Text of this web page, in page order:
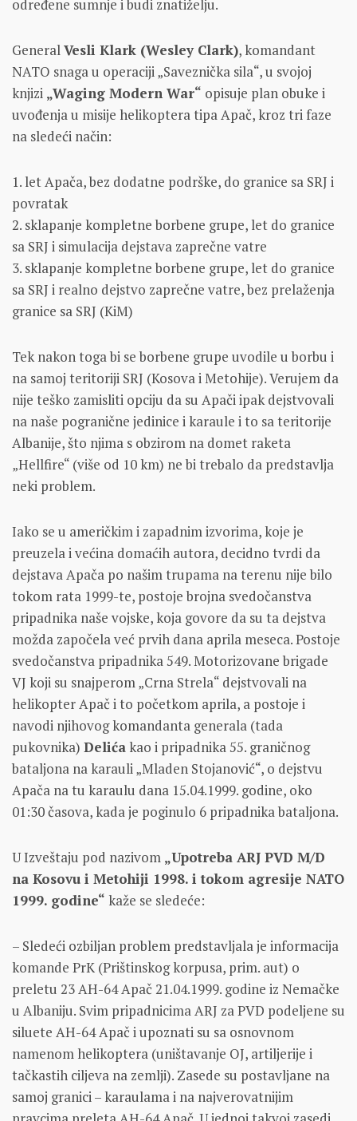
određene sumnje i budi znatiželju.
GeneralVesli Klark (Wesley Clark), komandant
NATO snaga u operaciji „Saveznička sila“, u svojoj
knjizi „Waging Modern War“ opisuje plan obuke i
uvođenja u misije helikoptera tipa Apač, kroz tri faze
na sledeći način:
1. let Apača, bez dodatne podrške, do granice sa SRJ i
povratak
2. sklapanje kompletne borbene grupe, let do granice
sa SRJ i simulacija dejstava zaprečne vatre
3. sklapanje kompletne borbene grupe, let do granice
sa SRJ i realno dejstvo zaprečne vatre, bez prelaženja
granice sa SRJ (KiM)
Tek nakon toga bi se borbene grupe uvodile u borbu i
na samoj teritoriji SRJ (Kosova i Metohije). Verujem da
nije teško zamisliti opciju da su Apači ipak dejstvovali
na naše pogranične jedinice i karaule i to sa teritorije
Albanije, što njima s obzirom na domet raketa
„Hellfire“ (više od 10 km) ne bi trebalo da predstavlja
neki problem.
Iako se u američkim i zapadnim izvorima, koje je
preuzela i većina domaćih autora, decidno tvrdi da
dejstava Apača po našim trupama na terenu nije bilo
tokom rata 1999-te, postoje brojna svedočanstva
pripadnika naše vojske, koja govore da su ta dejstva
možda započela već prvih dana aprila meseca. Postoje
svedočanstva pripadnika 549. Motorizovane brigade
VJ koji su snajperom „Crna Strela“ dejstvovali na
helikopter Apač i to početkom aprila, a postoje i
navodi njihovog komandanta generala (tada
pukovnika) Delićakao i pripadnika 55. graničnog
bataljona na karauli „Mladen Stojanović“, o dejstvu
Apača na tu karaulu dana 15.04.1999. godine, oko
01:30 časova, kada je poginulo 6 pripadnika bataljona.
U Izveštaju pod nazivom „Upotreba ARJ PVD M/D
na Kosovu i Metohiji 1998. i tokom agresije NATO
1999. godine“ kaže se sledeće:
– Sledeći ozbiljan problem predstavljala je informacija
komande PrK (Prištinskog korpusa, prim. aut) o
preletu 23 AH-64 Apač 21.04.1999. godine iz Nemačke
u Albaniju. Svim pripadnicima ARJ za PVD podeljene su
siluete AH-64 Apač i upoznati su sa osnovnom
namenom helikoptera (uništavanje OJ, artiljerije i
tačkastih ciljeva na zemlji). Zasede su postavljane na
samoj granici – karaulama i na najverovatnijim